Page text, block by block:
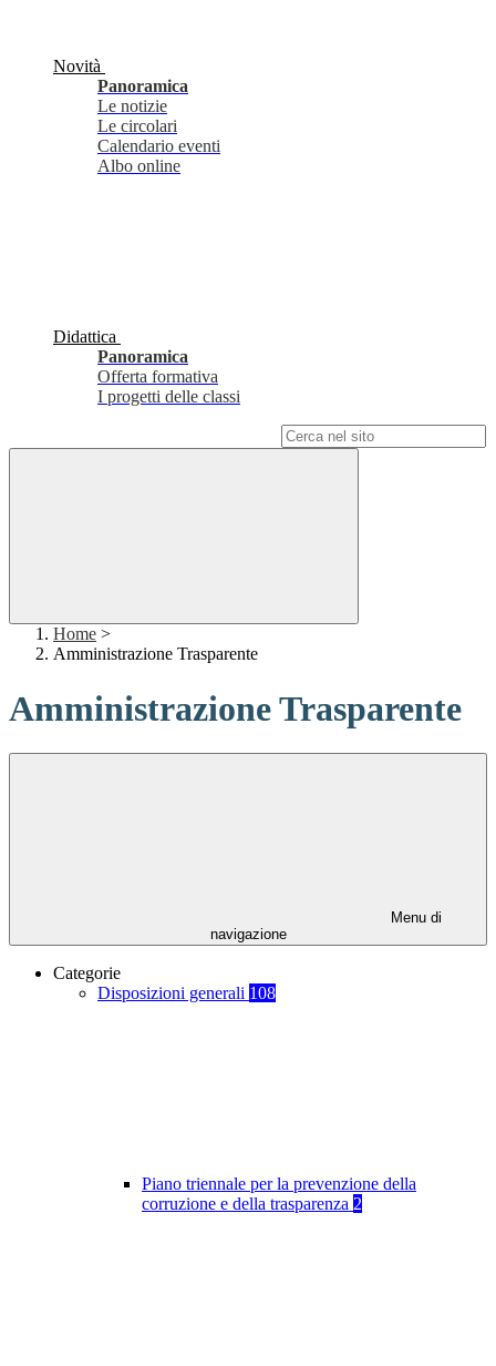
Novità
Panoramica
Le notizie
Le circolari
Calendario eventi
Albo online
Didattica
Panoramica
Offerta formativa
I progetti delle classi
Home >
Amministrazione Trasparente
Amministrazione Trasparente
Menu di
navigazione
Categorie
Disposizioni generali 108
Piano triennale per la prevenzione della
corruzione e della trasparenza 2